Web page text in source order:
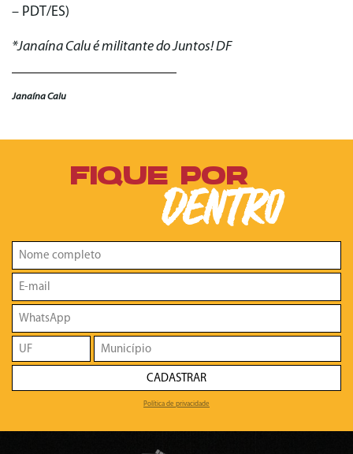
– PDT/ES)
*Janaína Calu é militante do Juntos! DF
Janaína Calu
FIQUE POR
DENTRO
CADASTRAR
Política de privacidade